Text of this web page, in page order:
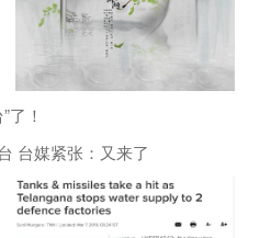
了！
台媒紧张：又来了